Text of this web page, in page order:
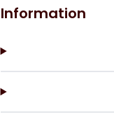
Information